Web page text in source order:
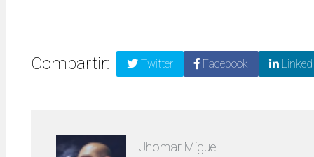
Compartir: Twitter Facebook
Jhomar Miguel